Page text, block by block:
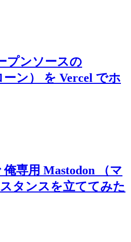
プンソースの
ン） を Vercel でホ
専用 Mastodon （マ
タンスを立ててみた